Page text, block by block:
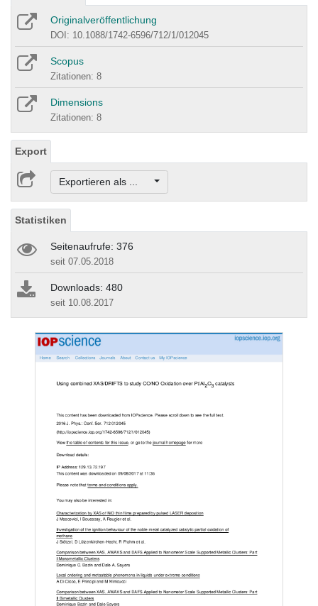
Originalveröffentlichung
DOI: 10.1088/1742-6596/712/1/012045
Scopus
Zitationen: 8
Dimensions
Zitationen: 8
Export
Exportieren als ...
Statistiken
Seitenaufrufe: 376
seit 07.05.2018
Downloads: 480
seit 10.08.2017